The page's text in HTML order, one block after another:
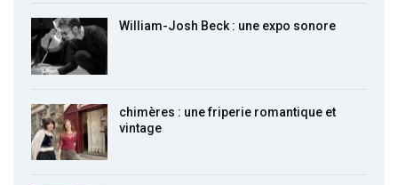
William-Josh Beck : une expo sonore
chimères : une friperie romantique et
vintage